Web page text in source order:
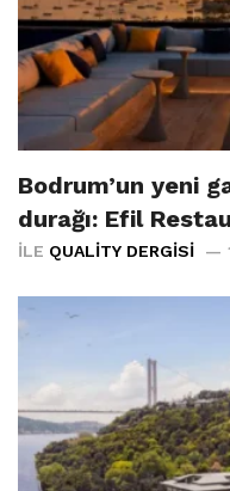
Bodrum’un yeni
durağı: Efil
İLE QUALITY DERGISI